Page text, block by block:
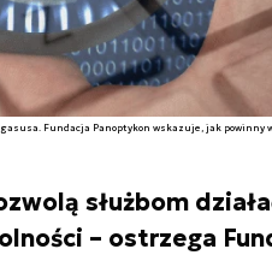
Fundacja Panoptykon wskazuje, jak powinny
służbom
– ostrzega